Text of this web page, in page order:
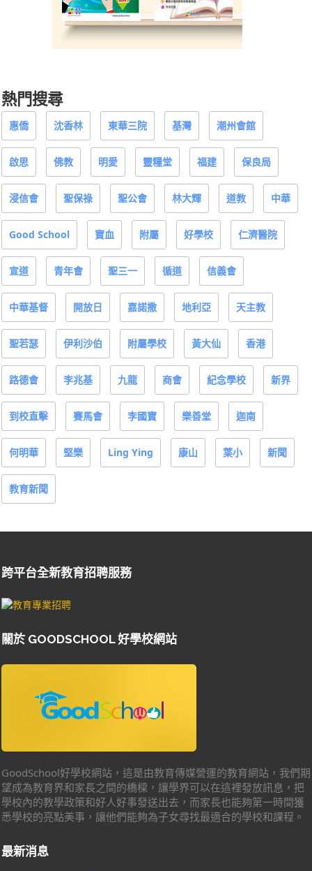
熱門搜尋
惠僑 沈香林 東華三院 基灣 潮州會館
啟思 佛教 明愛 靈糧堂 福建 保良局
浸信會 聖保祿 聖公會 林大輝 道教 中華
Good School 寶血 附屬 好學校 仁濟醫院
宣道 青年會 聖三一 循道 信義會
中華基督 開放日 嘉諾撒 地利亞 天主教
聖若瑟 伊利沙伯 附屬學校 黃大仙 香港
路德會 李兆基 九龍 商會 紀念學校 新界
到校直擊 賽馬會 李國寶 樂善堂 迦南
何明華 堅樂 Ling Ying 康山 葉小 新聞
教育新聞
跨平台全新教育招聘服務
關於 GOODSCHOOL 好學校網站
GoodSchool好學校網站，這是由教育傳媒營運的教育網站，我們期
望成為教育界和家長之間的橋樑，讓學界可以在這裡發放訊息，把
學校內的教學政策和好人好事發送出去，而家長也能夠第一時間獲
悉學校的亮點美事，讓他們能夠為子女尋找最適合的學校和課程。
最新消息